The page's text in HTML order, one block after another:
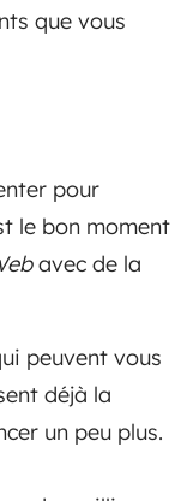
que vous
pour
le bon moment
avec de la
peuvent vous
déjà la
un peu plus.